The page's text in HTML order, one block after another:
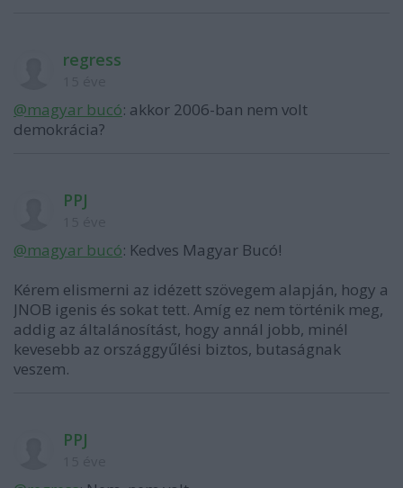
regress
@magyar bucó: akkor 2006-ban nem volt
demokrácia?
PPJ
@magyar bucó: Kedves Magyar Bucó!
Kérem elismerni az idézett szövegem alapján, hogy a
JNOB igenis és sokat tett. Amíg ez nem történik meg,
addig az általánosítást, hogy annál jobb, minél
kevesebb az országgyűlési biztos, butaságnak
veszem.
PPJ